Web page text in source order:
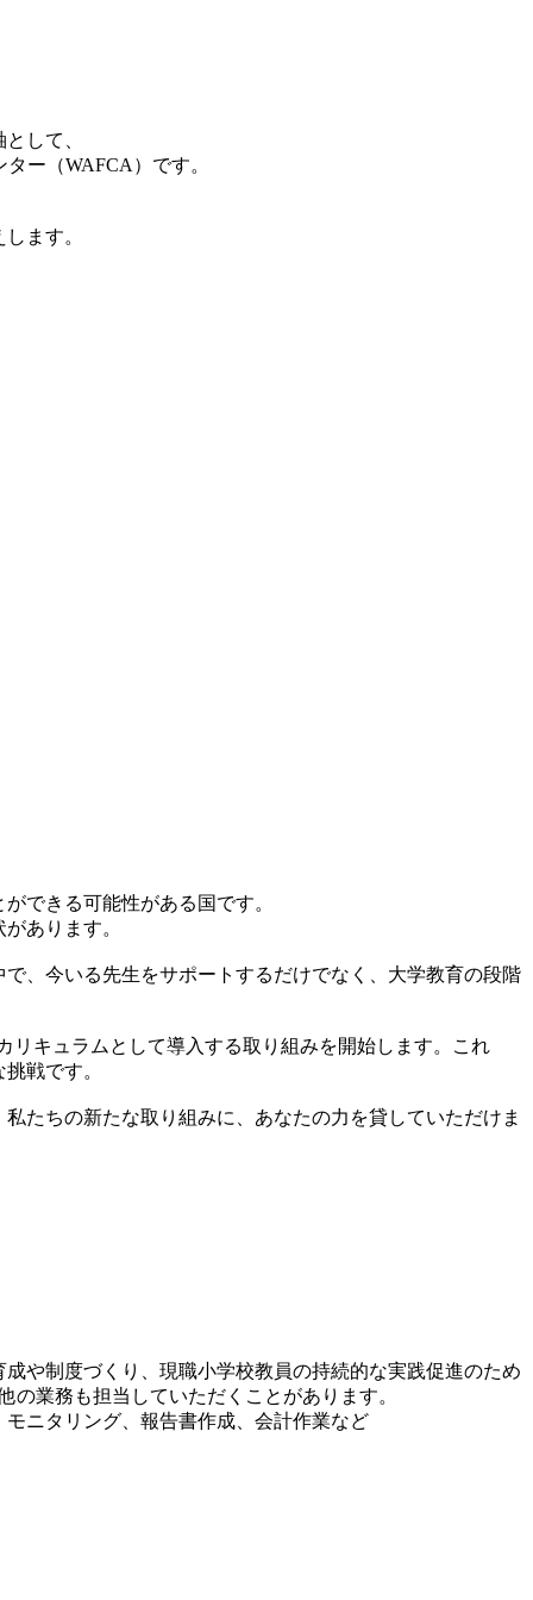
して、
ー（WAFCA）です。
ます。
できる可能性がある国です。
あります。
、今いる先生をサポートするだけでなく、大学教育の段階
キュラムとして導入する取り組みを開始します。これ
戦です。
たちの新たな取り組みに、あなたの力を貸していただけま
や制度づくり、現職小学校教員の持続的な実践促進のため
業務も担当していただくことがあります。
ニタリング、報告書作成、会計作業など